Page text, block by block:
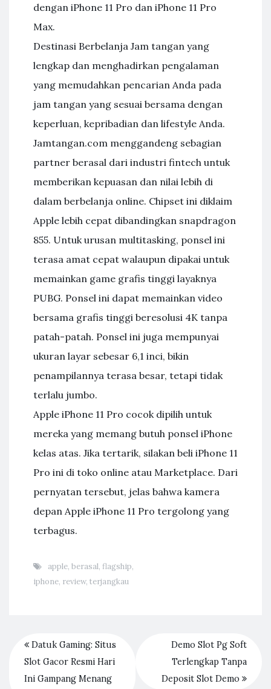
dengan iPhone 11 Pro dan iPhone 11 Pro
Max.
Destinasi Berbelanja Jam tangan yang
lengkap dan menghadirkan pengalaman
yang memudahkan pencarian Anda pada
jam tangan yang sesuai bersama dengan
keperluan, kepribadian dan lifestyle Anda.
Jamtangan.com menggandeng sebagian
partner berasal dari industri fintech untuk
memberikan kepuasan dan nilai lebih di
dalam berbelanja online. Chipset ini diklaim
Apple lebih cepat dibandingkan snapdragon
855. Untuk urusan multitasking, ponsel ini
terasa amat cepat walaupun dipakai untuk
memainkan game grafis tinggi layaknya
PUBG. Ponsel ini dapat memainkan video
bersama grafis tinggi beresolusi 4K tanpa
patah-patah. Ponsel ini juga mempunyai
ukuran layar sebesar 6,1 inci, bikin
penampilannya terasa besar, tetapi tidak
terlalu jumbo.
Apple iPhone 11 Pro cocok dipilih untuk
mereka yang memang butuh ponsel iPhone
kelas atas. Jika tertarik, silakan beli iPhone 11
Pro ini di toko online atau Marketplace. Dari
pernyatan tersebut, jelas bahwa kamera
depan Apple iPhone 11 Pro tergolong yang
terbagus.
apple, berasal, flagship,
iphone, review, terjangkau
Datuk Gaming: Situs
Slot Gacor Resmi Hari
Ini Gampang Menang
Demo Slot Pg Soft
Terlengkap Tanpa
Deposit Slot Demo